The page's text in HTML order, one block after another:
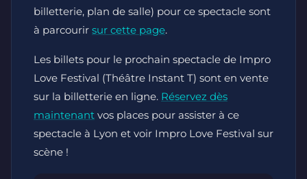
billetterie, plan de salle) pour ce spectacle sont
à parcourir sur cette page.
Les billets pour le prochain spectacle de Impro
Love Festival (Théâtre Instant T) sont en vente
sur la billetterie en ligne. Réservez dès
maintenant vos places pour assister à ce
spectacle à Lyon et voir Impro Love Festival sur
scène !